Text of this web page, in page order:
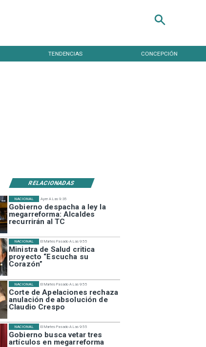
TENDENCIAS CONCEPCIÓN
RELACIONADAS
Ayer A Las 9:35
Gobierno despacha a ley la
megarreforma: Alcaldes
recurrirán al TC
NACIONAL
El Martes Pasado A Las 9:55
Ministra de Salud critica
proyecto “Escucha su
Corazón”
NACIONAL
El Martes Pasado A Las 9:55
Corte de Apelaciones rechaza
anulación de absolución de
Claudio Crespo
NACIONAL
El Martes Pasado A Las 9:55
Gobierno busca vetar tres
artículos en megarreforma
NACIONAL